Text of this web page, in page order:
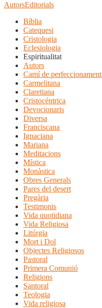
AutorsEditorials
Bíblia
Catequesi
Cristologia
Eclesiologia
Espiritualitat
Autors
Camí de perfeccionament
Carmelitana
Claretiana
Cristocéntrica
Devocionaris
Diversa
Franciscana
Ignaciana
Mariana
Meditacions
Mística
Monàstica
Obres Generals
Pares del desert
Pregària
Testimonis
Vida quotidiana
Vida Religiosa
Litúrgia
Mort i Dol
Objectes Religiosos
Pastoral
Primera Comunió
Religions
Santoral
Teologia
Vida religiosa